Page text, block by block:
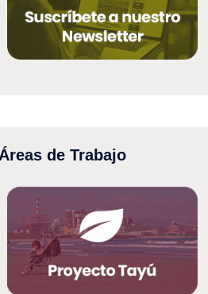
Áreas de Trabajo